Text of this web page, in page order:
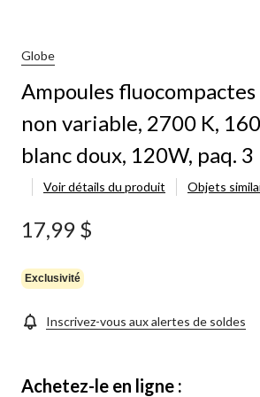
Globe
Ampoules
non variable, 2700 K,
blanc doux, 120W, paq. 3
Voir détails du produit
Objets
17,99 $
Exclusivité
Inscrivez-vous aux alertes de soldes
Achetez-le en ligne :